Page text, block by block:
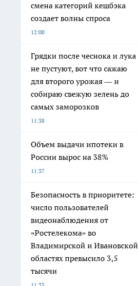
смена категорий кешбэка
создает волны спроса
12:00
Грядки после чеснока и лука
не пустуют, вот что сажаю
для второго урожая — и
собираю свежую зелень до
самых заморозков
11:38
Объем выдачи ипотеки в
России вырос на 38%
11:37
Безопасность в приоритете:
число пользователей
видеонаблюдения от
«Ростелекома» во
Владимирской и Ивановской
областях превысило 3,5
тысячи